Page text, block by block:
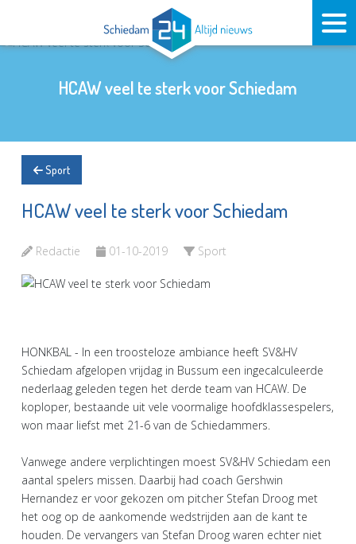
HCAW veel te sterk voor Schiedam
Sport
HCAW veel te sterk voor Schiedam
Redactie 01-10-2019 Sport
HONKBAL - In een troosteloze ambiance heeft SV&HV
Schiedam afgelopen vrijdag in Bussum een ingecalculeerde
nederlaag geleden tegen het derde team van HCAW. De
koploper, bestaande uit vele voormalige hoofdklassespelers,
won maar liefst met 21-6 van de Schiedammers.
Vanwege andere verplichtingen moest SV&HV Schiedam een
aantal spelers missen. Daarbij had coach Gershwin
Hernandez er voor gekozen om pitcher Stefan Droog met
het oog op de aankomende wedstrijden aan de kant te
houden. De vervangers van Stefan Droog waren echter niet